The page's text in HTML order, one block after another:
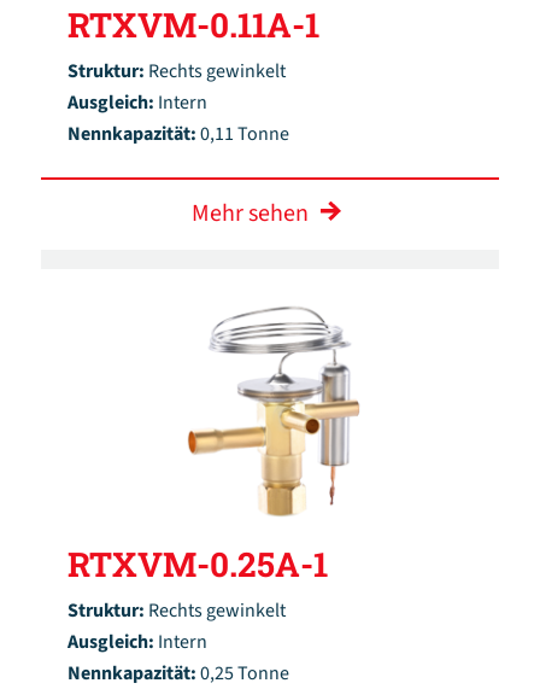
RTXVM-0.11A-1
Struktur: Rechts gewinkelt
Ausgleich: Intern
Nennkapazität:0,11 Tonne
Mehr sehen
RTXVM-0.25A-1
Struktur: Rechts gewinkelt
Ausgleich: Intern
Nennkapazität:0,25 Tonne